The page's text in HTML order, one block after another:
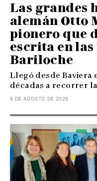
Las grandes
alemán Otto
pionero que
escrita en
Bariloche
Llegó desde Baviera
décadas a recorrer
8 DE AGOSTO DE 2026